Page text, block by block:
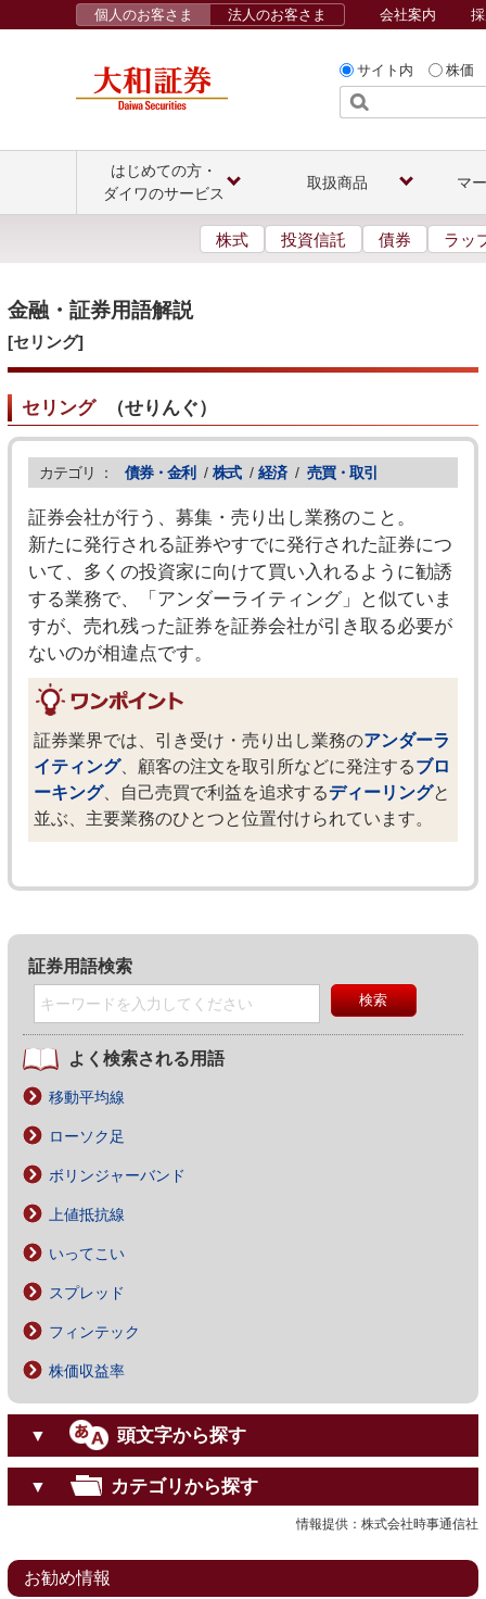
サイト内 株価
個人のお客さま 法人のお客さま 会社案内
はじめての方・
ダイワのサービス
取扱商品 マ
株式 投資信託 債券 ラッ
金融・証券用語解説
[セリング]
セリング（せりんぐ）
カテゴリ ： 債券・金利 / 株式 / 経済 / 売買・取引
証券会社が行う、募集・売り出し業務のこと。
新たに発行される証券やすでに発行された証券につ
いて、多くの投資家に向けて買い入れるように勧誘
する業務で、「アンダーライティング」と似ていま
すが、売れ残った証券を証券会社が引き取る必要が
ないのが相違点です。
証券業界では、引き受け・売り出し業務のアンダーラ
イティング、顧客の注文を取引所などに発注するブロ
ーキング、自己売買で利益を追求するディーリングと
並ぶ、主要業務のひとつと位置付けられています。
証券用語検索
よく検索される用語
移動平均線
ローソク足
ボリンジャーバンド
上値抵抗線
いってこい
スプレッド
フィンテック
株価収益率
▼ 頭文字から探す
▼ カテゴリから探す
情報提供：株式会社時事通信社
お勧め情報